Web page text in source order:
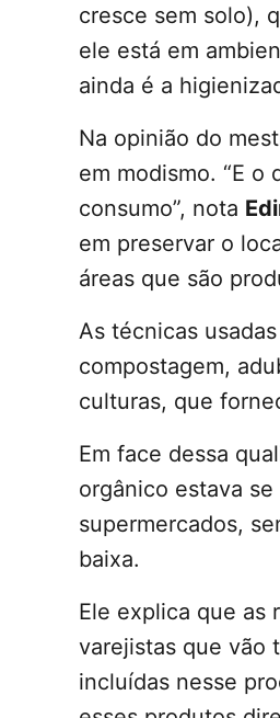
cresce sem solo),
ele está em
ainda é a
Na opinião do
em modismo. “E
consumo”, nota
em preservar o
áreas que são
As técnicas
compostagem,
culturas, que
Em face dessa
orgânico estava
supermercados,
baixa.
Ele explica que as
varejistas que vão
incluídas nesse